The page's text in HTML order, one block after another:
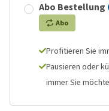
Abo Bestellung
Abo
Profitieren Sie
Pausieren oder
immer Sie